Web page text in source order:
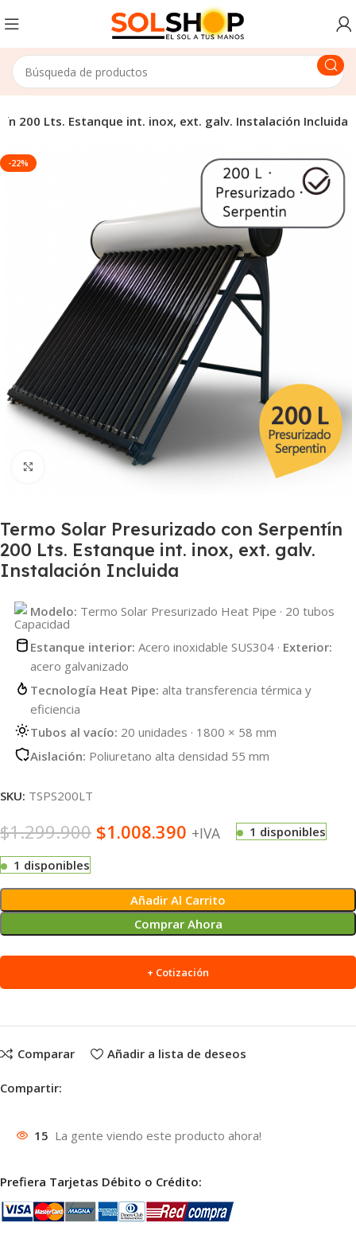
200 Lts. Estanque int. inox, ext. galv. Instalación Incluida
-22%
Haga Click para agrandar
Termo Solar Presurizado con Serpentín
200 Lts. Estanque int. inox, ext. galv.
Instalación Incluida
Modelo: Termo Solar Presurizado Heat Pipe · 20 tubos
Estanque interior: Acero inoxidable SUS304 · Exterior:
acero galvanizado
Tecnología Heat Pipe: alta transferencia térmica y
eficiencia
Tubos al vacío: 20 unidades · 1800 × 58 mm
Aislación: Poliuretano alta densidad 55 mm
SKU: TSPS200LT
$1.299.900 $1.008.390 +IVA 1 disponibles
1 disponibles
Añadir Al Carrito
Comprar Ahora
+ Cotización
Comparar Añadir a lista de deseos
Compartir:
15 La gente viendo este producto ahora!
Prefiera Tarjetas Débito o Crédito: